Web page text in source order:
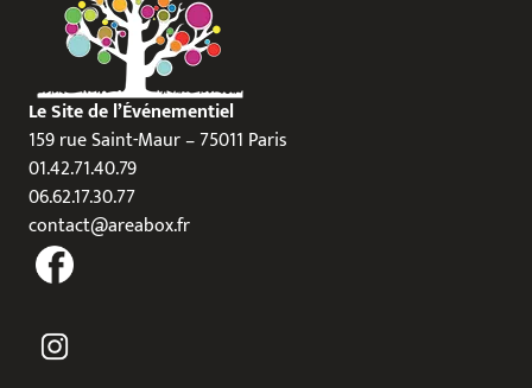
Le Site de l’Événementiel
159 rue Saint-Maur – 75011 Paris
01.42.71.40.79
06.62.17.30.77
contact@areabox.fr